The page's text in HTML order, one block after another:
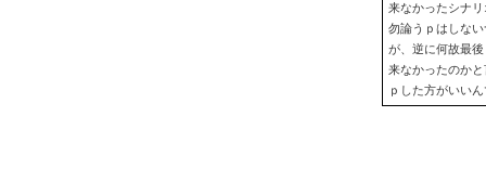
来なかったシナ
勿論うｐはしな
が、逆に何故最
来なかったのか
ｐした方がいい